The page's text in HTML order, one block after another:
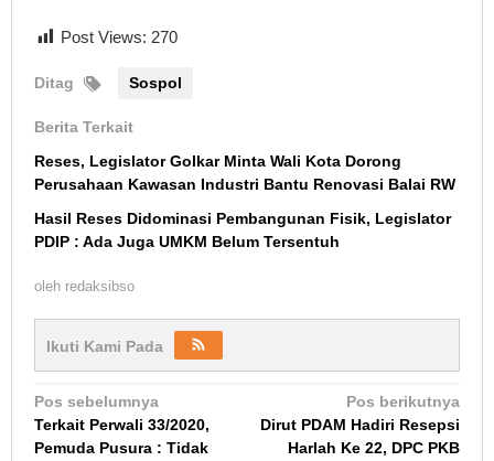
Post Views: 270
Ditag Sospol
Berita Terkait
Reses, Legislator Golkar Minta Wali Kota Dorong
Perusahaan Kawasan Industri Bantu Renovasi Balai RW
Hasil Reses Didominasi Pembangunan Fisik, Legislator
PDIP : Ada Juga UMKM Belum Tersentuh
oleh redaksibso
Ikuti Kami Pada
Navigasi
pos
Pos sebelumnya
Terkait Perwali 33/2020,
Pemuda Pusura : Tidak
Pos berikutnya
Dirut PDAM Hadiri Resepsi
Harlah Ke 22, DPC PKB